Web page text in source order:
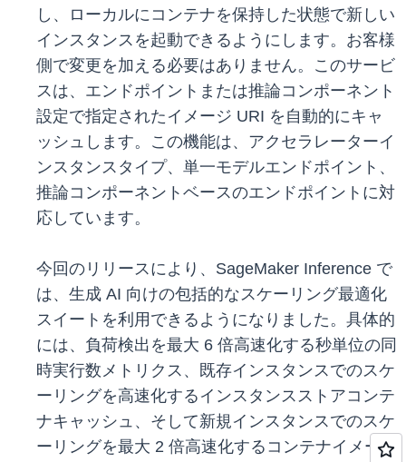
し、ローカルにコンテナを保持した状態で新しい
インスタンスを起動できるようにします。お客様
側で変更を加える必要はありません。このサービ
スは、エンドポイントまたは推論コンポーネント
設定で指定されたイメージ URI を自動的にキャ
ッシュします。この機能は、アクセラレーターイ
ンスタンスタイプ、単一モデルエンドポイント、
推論コンポーネントベースのエンドポイントに対
応しています。
今回のリリースにより、SageMaker Inference で
は、生成 AI 向けの包括的なスケーリング最適化
スイートを利用できるようになりました。具体的
には、負荷検出を最大 6 倍高速化する秒単位の同
時実行数メトリクス、既存インスタンスでのスケ
ーリングを高速化するインスタンスストアコンテ
ナキャッシュ、そして新規インスタンスでのスケ
ーリングを最大 2 倍高速化するコンテナイメージ